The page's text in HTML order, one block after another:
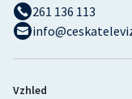
261 136 113
Vzhled